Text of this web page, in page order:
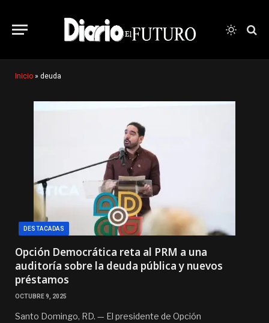
Inicio » deuda
DESTACADAS
Opción Democrática reta al PRM a una
auditoría sobre la deuda pública y nuevos
préstamos
OCTUBRE 9, 2025
Santo Domingo, RD. — El presidente de Opción